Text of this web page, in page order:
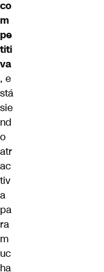
co
m
pe
titi
va
, e
stá
sie
nd
o
atr
ac
tiv
a
pa
ra
m
uc
ha